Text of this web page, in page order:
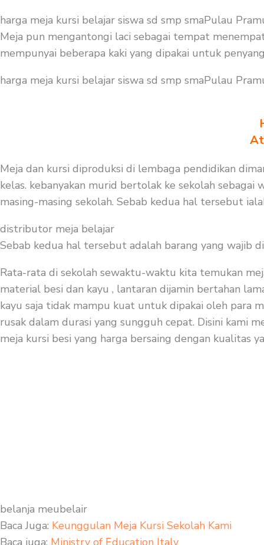
harga meja kursi belajar siswa sd smp smaPulau
Meja pun mengantongi laci sebagai tempat
mempunyai beberapa kaki yang dipakai untuk
harga meja kursi belajar siswa sd smp smaPulau
Meja dan kursi diproduksi di lembaga pendidikan
kelas. kebanyakan murid bertolak ke sekolah
masing-masing sekolah. Sebab kedua hal tersebut
distributor meja belajar
Sebab kedua hal tersebut adalah barang yang wajib
Rata-rata di sekolah sewaktu-waktu kita temukan
material besi dan kayu , lantaran dijamin bertahan
kayu saja tidak mampu kuat untuk dipakai oleh para
rusak dalam durasi yang sungguh cepat. Disini kami
meja kursi besi yang harga bersaing dengan kualitas
belanja meubelair
Baca Juga: Keunggulan Meja Kursi Sekolah Kami
Baca juga: Ministry of Education Italy